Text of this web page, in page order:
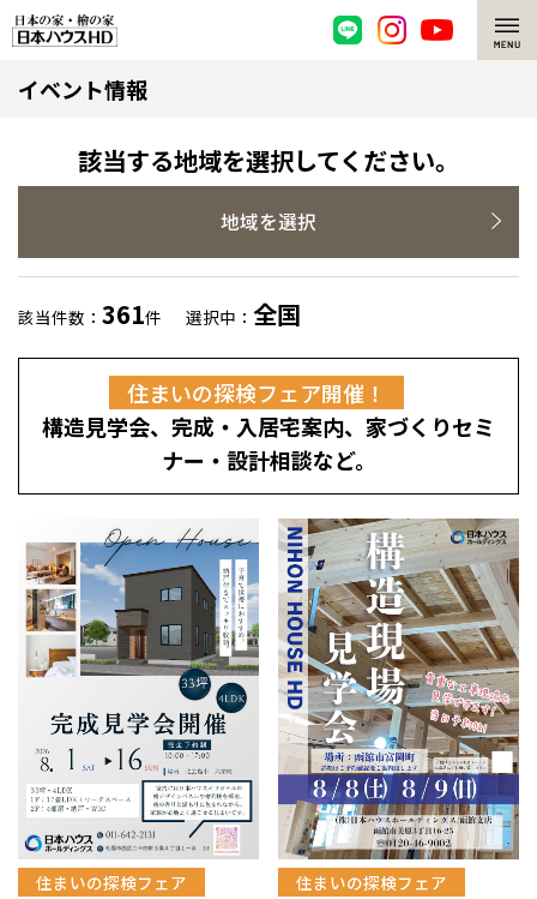
脱炭素・檜の家
環境にやさしい、脱炭素社会の住宅
耐震構造
高耐久住宅
高断熱・高気密の家
エネルギー自給自足
感謝訪問・長期保証
直営工事
1メーターモジュール
冷暖房標準装備
24時間対応コールセンター
デザイン賞各種受賞
選ばれる理由
檜の魅力 トップ
檜と日本人
1000年を超えて生きる檜
知られざる檜の効果・作用
理想の木材「檜」
注文住宅
グレートステージ
平屋の家
外観・インテリア集
暮らし方提案
住まいのコラム
住まいのお手入れ集
リフォーム トップ
選ばれる理由
リフォームの流れ
介護保険利用で快適リフォーム
賃貸併用住宅のメリット
安心のサポートシステム
展示場案内
分譲住宅・土地
分譲マンション
分譲マンション トップ
ワザックとは
高い信頼性
安心の管理体制
会社情報
会社情報 トップ
ニュースリリース
お問い合わせ
会員サイト
イベント情報
該当する地域を選択してください。
地域を選択
該当件数： 361件 選択中： 全国
住まいの探検フェア開催！
構造見学会、完成・入居宅案内、家づくりセミ
ナー・設計相談など。
住まいの探検フェア 住まいの探検フェア